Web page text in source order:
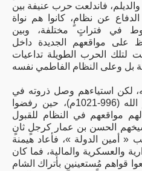
فاندلعت حرب عنيفة بين
الدفاع عن نظامٍ، كانوا هم نواة
في فتراتٍ مختلفة، وبين
على مواقعهم الجديدة داخل
لتلك الحرب الطويلة تداعيات
لكن استياءهم وصل ذروته في
أول عهد خليفته الحاكِم بأمر الله (996-1021م)، حين رفضوا
مواقعهم في النظام للقبول
الحسن بن عمار كرجلٍ ثانٍ
« أمين الدولة »، فأعاد هيمنة
والعسكرية والمالية، فما كان
قواهم مُستعينين بأتراك الشام